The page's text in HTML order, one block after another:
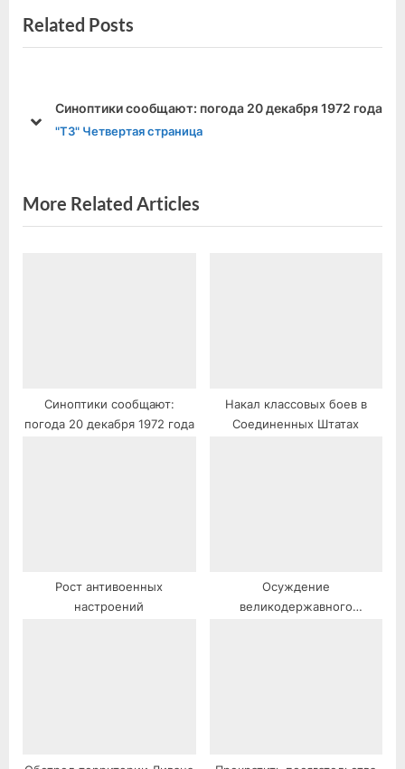
по
записям
e
v
u
s
t
s
Related Posts
Синоптики сообщают: погода 20 декабря 1972 года
"ТЗ" Четвертая страница
prev
next
More Related Articles
Синоптики сообщают:
погода 20 декабря 1972 года
Накал классовых боев в
Соединенных Штатах
Рост антивоенных
настроений
Осуждение
великодержавного